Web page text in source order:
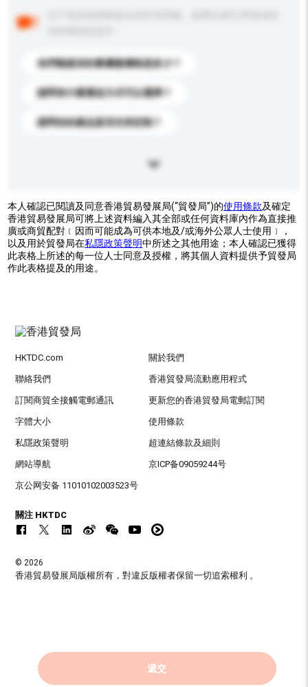
你們能提供的最優惠價格是多少？
請問有什麼運送方式可以選擇？
請問你的產品是否支持定制？
本人確認已閱讀及同意香港貿易發展局(“貿發局”)的使用條款及確定
香港貿易發展局可將上述資料編入其全部或任何資料庫內作為直接推
廣或商貿配對﹝因而可能成為可供本地及/或海外公眾人士使用﹞，
以及用於貿發局在私隱政策聲明中所述之其他用途；本人確認已獲得
此表格上所述的每一位人士同意及授權，將其個人資料提供予貿發局
作此表格提及的用途。
遞交
HKTDC.com 關於我們
聯絡我們 香港貿發局流動應用程式
訂閱商貿全接觸電郵通訊 更新您的香港貿發局電郵訂閱
字體大小 使用條款
私隱政策聲明 超連結條款及細則
網站導航 京ICP备09059244号
京公网安备 11010102003523号
關注 HKTDC
© 2026
香港貿易發展局版權所有，對違反版權者保留一切追索權利 。